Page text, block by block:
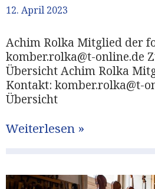
12. April 2023
Achim Rolka Mitglied der
komber.rolka@t-online.de
Übersicht Achim Rolka
Kontakt: komber.rolka@t-
Übersicht
Weiterlesen »